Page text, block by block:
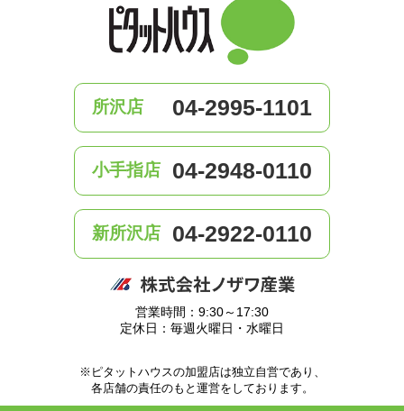
所沢店 04-2995-1101
小手指店 04-2948-0110
新所沢店 04-2922-0110
営業時間：9:30～17:30
定休日：毎週火曜日・水曜日
※ピタットハウスの加盟店は独立自営であり、
各店舗の責任のもと運営をしております。